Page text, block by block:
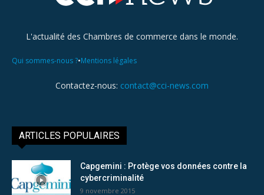
L'actualité des Chambres de commerce dans le monde.
Qui sommes-nous ?•Mentions légales
Contactez-nous: contact@cci-news.com
ARTICLES POPULAIRES
Capgemini : Protège vos données contre la
cybercriminalité
9 novembre 2015